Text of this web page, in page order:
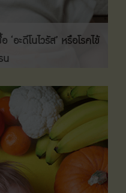
อะดีโนไวรัส’ หรือโรคไข้
น